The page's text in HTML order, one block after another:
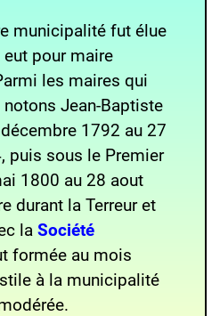
municipalité fut élue
pour maire
les maires qui
notons Jean-Baptiste
1792 au 27
puis sous le Premier
1800 au 28 aout
durant la Terreur et
laSociété
formée au mois
à la municipalité